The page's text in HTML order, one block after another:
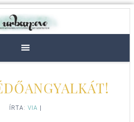
ÍRTA: VIA